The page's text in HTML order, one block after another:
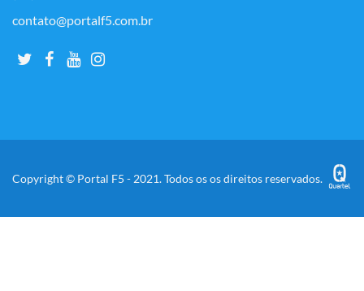
contato@portalf5.com.br
Copyright © Portal F5 - 2021. Todos os os direitos reservados.